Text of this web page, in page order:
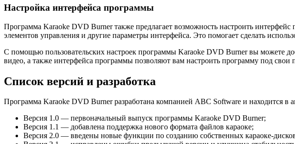
Настройка интерфейса программы
Программа Karaoke DVD Burner также предлагает возможность настроить
элементов управления и другие параметры интерфейса. Это помогает сделать
С помощью пользовательских настроек программы Karaoke DVD Burner вы можете
видео, а также интерфейса программы позволяют вам настроить программу под свои
Список версий и разработка
Программа Karaoke DVD Burner разработана компанией ABC Software и находится
Версия 1.0 — первоначальный выпуск программы Karaoke DVD Burner;
Версия 1.1 — добавлена поддержка нового формата файлов караоке;
Версия 2.0 — введены новые функции по созданию собственных караоке-